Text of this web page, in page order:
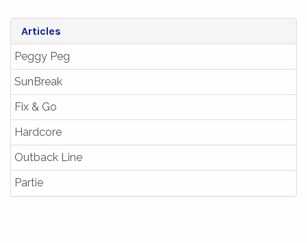
Articles
Peggy Peg
SunBreak
Fix & Go
Hardcore
Outback Line
Partie